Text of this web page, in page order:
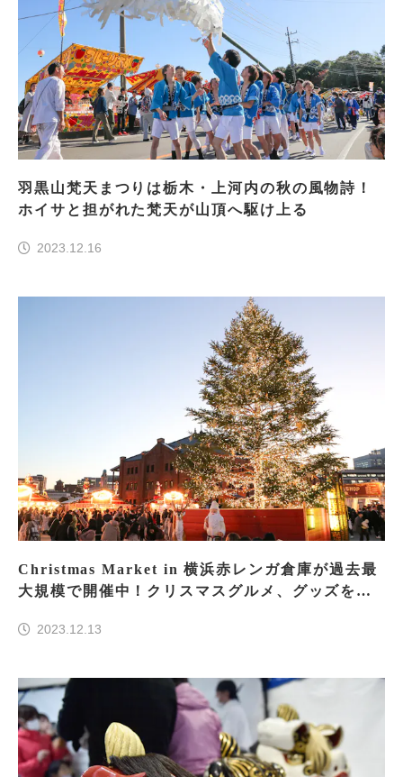
羽黒山梵天まつりは栃木・上河内の秋の風物詩！
ホイサと担がれた梵天が山頂へ駆け上る
2023.12.16
Christmas Market in 横浜赤レンガ倉庫が過去最
大規模で開催中！クリスマスグルメ、グッズを楽
2023.12.13